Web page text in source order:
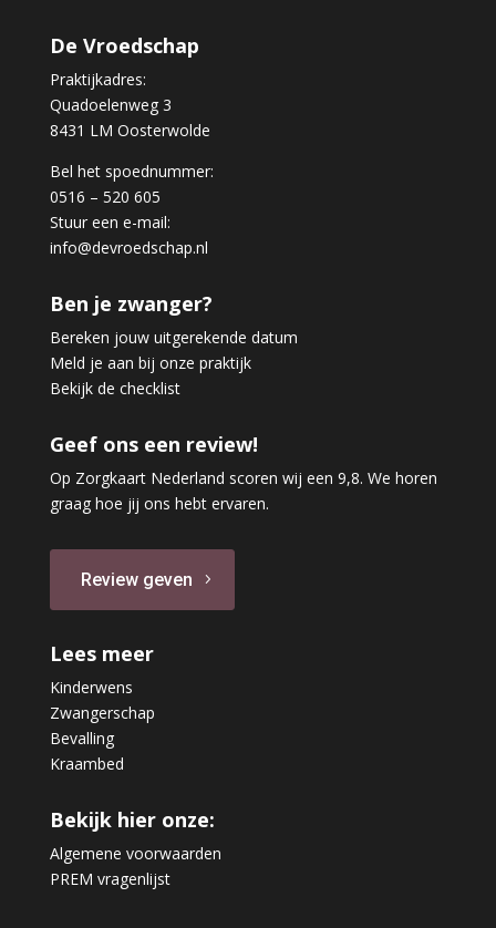
De Vroedschap
Praktijkadres:
Quadoelenweg 3
8431 LM Oosterwolde
Bel het spoednummer:
0516 – 520 605
Stuur een e-mail:
info@devroedschap.nl
Ben je zwanger?
Bereken jouw uitgerekende datum
Meld je aan bij onze praktijk
Bekijk de checklist
Geef ons een review!
Op Zorgkaart Nederland scoren wij een 9,8. We horen
graag hoe jij ons hebt ervaren.
Review geven
Lees meer
Kinderwens
Zwangerschap
Bevalling
Kraambed
Bekijk hier onze:
Algemene voorwaarden
PREM vragenlijst